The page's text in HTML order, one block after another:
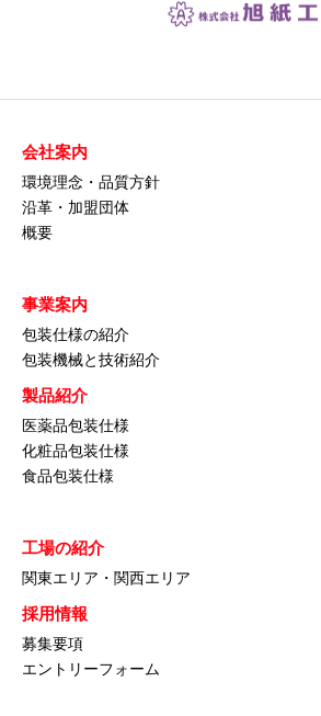
会社案内
環境理念・品質方針
沿革・加盟団体
概要
事業案内
包装仕様の紹介
包装機械と技術紹介
製品紹介
医薬品包装仕様
化粧品包装仕様
食品包装仕様
工場の紹介
関東エリア・関西エリア
採用情報
募集要項
エントリーフォーム